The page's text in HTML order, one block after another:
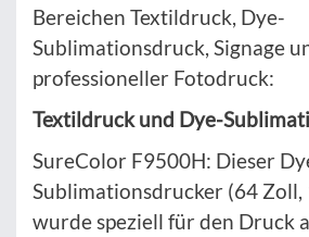
Bereichen Textildruck, Dye-
Sublimationsdruck, Signage
professioneller Fotodruck:
Textildruck und Dye-
SureColor F9500H: Dieser
Sublimationsdrucker (64 Zoll,
wurde speziell für den Druck